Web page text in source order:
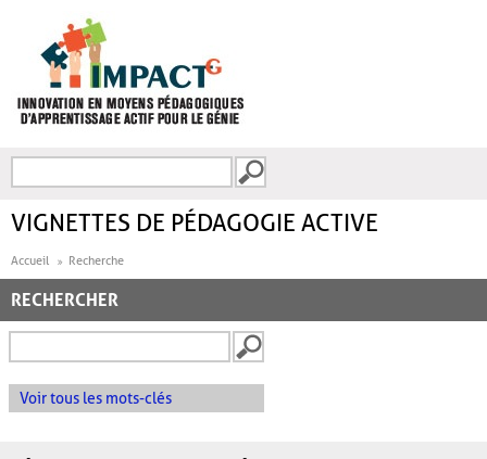
FORMULAIRE DE
VIGNETTES DE PÉDAGOGIE ACTIVE
Accueil Recherche
RECHERCHER
Voir tous les mots-clés